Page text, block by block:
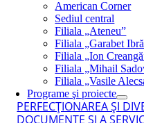
American Corner
Sediul central
Filiala „Ateneu”
Filiala „Garabet
Filiala „Ion
Filiala „Mihail
Filiala „Vasile
Programe şi proiecte
PERFECŢIONAREA ŞI
DOCUMENTE ŞI A